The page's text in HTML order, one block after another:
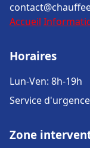
Accueil
Horaires
Lun-Ven: 8h-19h
Service
Zone